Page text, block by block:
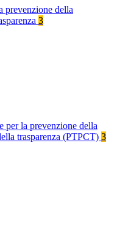
prevenzione della
3
per la prevenzione della
trasparenza (PTPCT) 3